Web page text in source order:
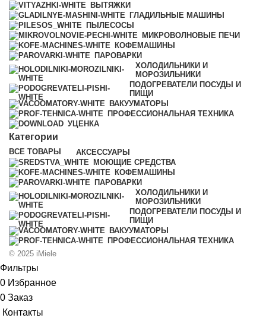
ВЫТЯЖКИ
ГЛАДИЛЬНЫЕ МАШИНЫ
ПЫЛЕСОСЫ
МИКРОВОЛНОВЫЕ ПЕЧИ
КОФЕМАШИНЫ
ПАРОВАРКИ
ХОЛОДИЛЬНИКИ И
МОРОЗИЛЬНИКИ
ПОДОГРЕВАТЕЛИ ПОСУДЫ И
ПИЩИ
ВАКУУМАТОРЫ
ПРОФЕССИОНАЛЬНАЯ ТЕХНИКА
УЦЕНКА
Категории
ВСЕ ТОВАРЫ
АКСЕССУАРЫ
МОЮЩИЕ СРЕДСТВА
КОФЕМАШИНЫ
ПАРОВАРКИ
ХОЛОДИЛЬНИКИ И
МОРОЗИЛЬНИКИ
ПОДОГРЕВАТЕЛИ ПОСУДЫ И
ПИЩИ
ВАКУУМАТОРЫ
ПРОФЕССИОНАЛЬНАЯ ТЕХНИКА
© 2025 iMiele
Фильтры
0 Избранное
0 Заказ
Контакты